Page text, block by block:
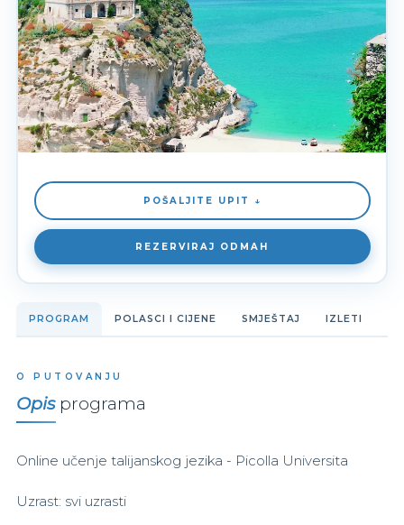
POŠALJITE UPIT ↓
REZERVIRAJ ODMAH
PROGRAM POLASCI I CIJENE SMJEŠTAJ IZLETI
O PUTOVANJU
Opisprograma
Online učenje talijanskog jezika - Picolla Universita
Uzrast: svi uzrasti